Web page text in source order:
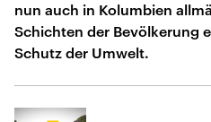
nun auch in Kolumbien
Schichten der Bevölkerung
Schutz der Umwelt.